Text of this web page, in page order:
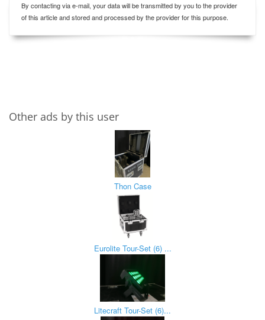
By contacting via e-mail, your data will be transmitted by you to the provider
of this article and stored and processed by the provider for this purpose.
Other ads by this user
Thon Case
Eurolite Tour-Set (6) ...
Litecraft Tour-Set (6)...